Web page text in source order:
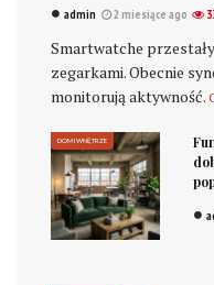
admin 2 miesiące ago
Smartwatche
zegarkami. Obecnie
monitorują aktywność.
DOM I WNĘTRZE